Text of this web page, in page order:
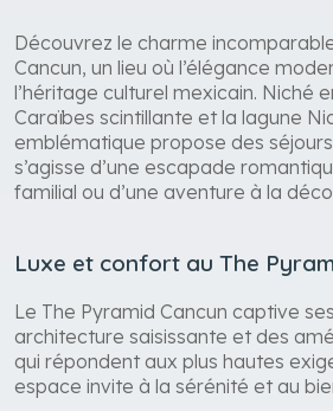
Découvrez le charme
Cancun, un lieu où l’élégance
l’héritage culturel mexicain. Niché
Caraïbes scintillante et la lagune
emblématique propose des séjours
s’agisse d’une escapade
familial ou d’une aventure à la
Luxe et confort au The
Le The Pyramid Cancun captive
architecture saisissante et des
qui répondent aux plus hautes
espace invite à la sérénité et au